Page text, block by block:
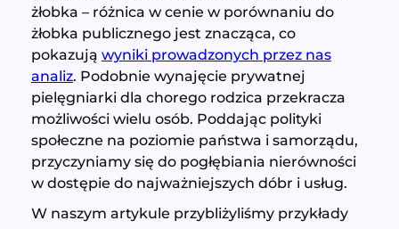
żłobka – różnica w cenie w porównaniu do
żłobka publicznego jest znacząca, co
pokazują wyniki prowadzonych przez nas
analiz. Podobnie wynajęcie prywatnej
pielęgniarki dla chorego rodzica przekracza
możliwości wielu osób. Poddając polityki
społeczne na poziomie państwa i samorządu,
przyczyniamy się do pogłębiania nierówności
w dostępie do najważniejszych dóbr i usług.
W naszym artykule przybliżyliśmy przykłady